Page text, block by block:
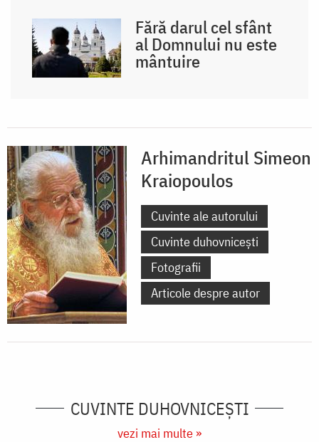
Fără darul cel sfânt
al Domnului nu este
mântuire
Arhimandritul Simeon
Kraiopoulos
Cuvinte ale autorului
Cuvinte duhovnicești
Fotografii
Articole despre autor
CUVINTE DUHOVNICEȘTI
vezi mai multe »